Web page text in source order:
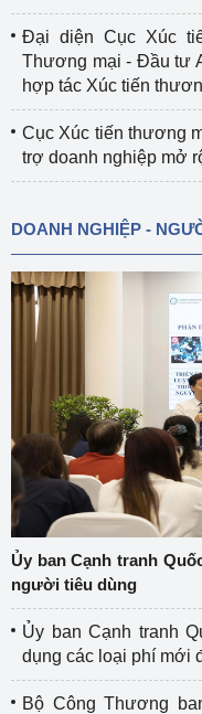
Đại diện Cục Xúc
Thương mại - Đầu tư
hợp tác Xúc tiến
Cục Xúc tiến thương
trợ doanh nghiệp mở
DOANH NGHIỆP -
Ủy ban Cạnh tranh
người tiêu dùng
Ủy ban Cạnh tranh
dụng các loại phí mới
Bộ Công Thương